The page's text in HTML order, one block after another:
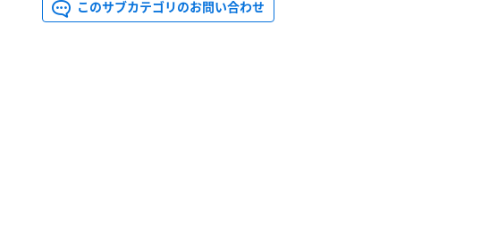
このサブカテゴリのお問い合わせ